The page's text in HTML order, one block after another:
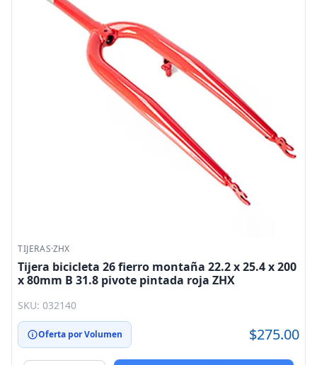
TIJERAS·ZHX
Tijera bicicleta 26 fierro montaña 22.2 x 25.4 x 200
x 80mm B 31.8 pivote pintada roja ZHX
SKU: 032140
Oferta por Volumen $275.00